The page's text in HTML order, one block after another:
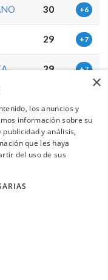
30 +6
29 +7
29 +7
29
×
los anuncios y
información sobre su
y análisis,
que les haya
del uso de sus